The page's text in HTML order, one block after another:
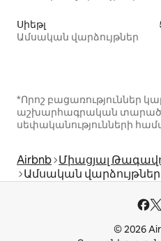
Սիեթլ
Ամսական վարձույթներ
*Որոշ բացառություններ
աշխարհագրական
սեփականությունների
Airbnb Միացյալ
Ամսական վարձույթներ
© 2026